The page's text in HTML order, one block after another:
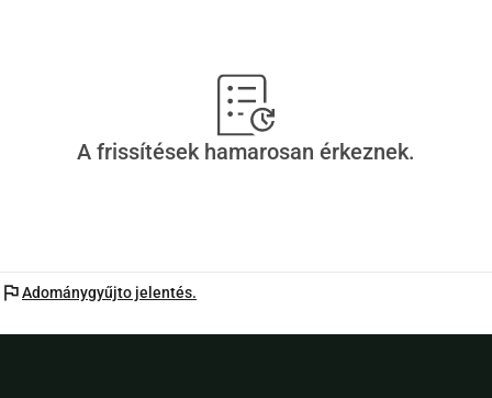
A frissítések hamarosan érkeznek.
flagAdománygyűjto jelentés.